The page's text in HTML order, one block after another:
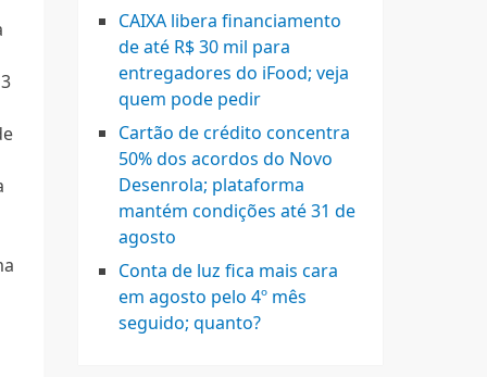
CAIXA libera financiamento
de até R$ 30 mil para
entregadores do iFood; veja
quem pode pedir
Cartão de crédito concentra
50% dos acordos do Novo
Desenrola; plataforma
mantém condições até 31 de
agosto
Conta de luz fica mais cara
em agosto pelo 4º mês
seguido; quanto?